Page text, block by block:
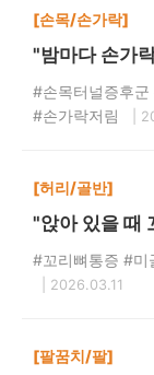
[손목/손가락]
"밤마다 손가
#손목터널증후
#손가락저림
|
[허리/골반]
"앉아 있을 때
#꼬리뼈통증 #미
| 2026.03.11
[팔꿈치/팔]